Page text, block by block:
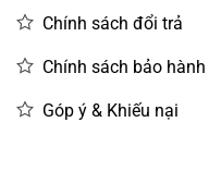
Chính sách đổi trả
Chính sách bảo hành
Góp ý & Khiếu nại